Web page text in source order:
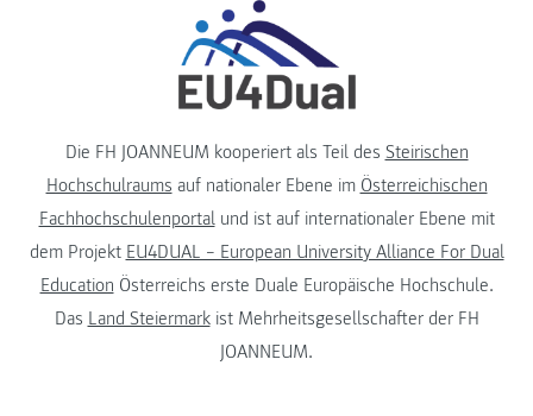
Die FH JOANNEUM kooperiert als Teil des Steirischen
Hochschulraums auf nationaler Ebene im Österreichischen
Fachhochschulenportalund ist auf internationaler Ebene mit
dem Projekt EU4DUAL – European University Alliance For Dual
Education Österreichs erste Duale Europäische Hochschule.
Das Land Steiermarkist Mehrheitsgesellschafter der FH
JOANNEUM.